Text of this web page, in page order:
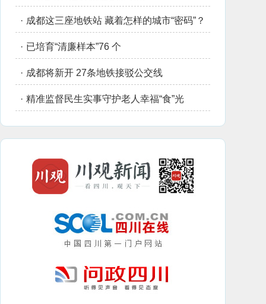
· 成都这三座地铁站 藏着怎样的城市“密码”？
· 已培育“清廉样本”76 个
· 成都将新开 27条地铁接驳公交线
· 精准监督民生实事守护老人幸福“食”光